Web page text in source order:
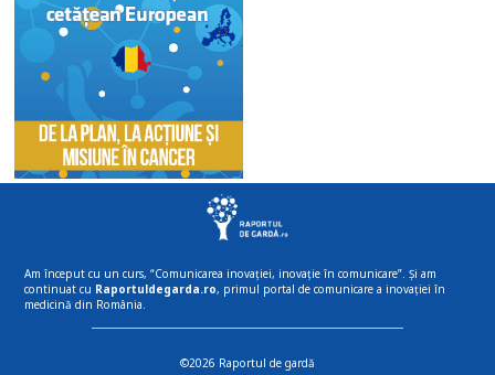
Am început cu un curs, “Comunicarea inovației, inovație în comunicare”. Și am
continuat cu Raportuldegarda.ro, primul portal de comunicare a inovației în
medicină din România.
©2026 Raportul de gardă